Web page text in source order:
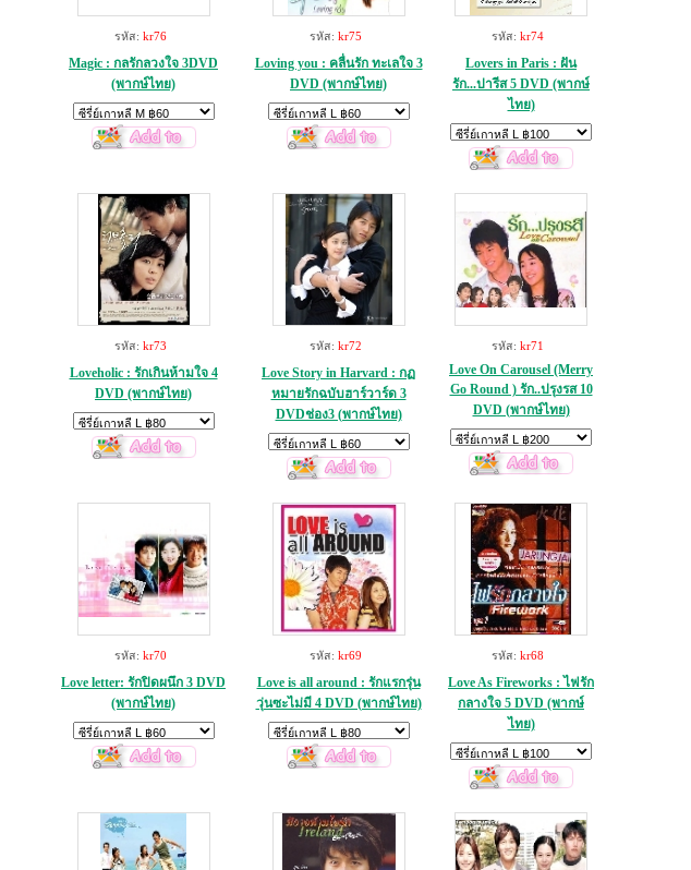
รหัส: kr76
Magic : กลรักลวงใจ 3DVD
(พากษ์ไทย)
รหัส: kr75
Loving you : คลื่นรัก ทะเลใจ 3
DVD (พากษ์ไทย)
รหัส: kr74
Lovers in Paris : ฝัน
รัก...ปารีส 5 DVD (พากษ์
ไทย)
รหัส: kr73
Loveholic : รักเกินห้ามใจ 4
DVD (พากษ์ไทย)
รหัส: kr72
Love Story in Harvard : กฏ
หมายรักฉบับฮาร์วาร์ด 3
DVDช่อง3 (พากษ์ไทย)
รหัส: kr71
Love On Carousel (Merry
Go Round ) รัก..ปรุงรส 10
DVD (พากษ์ไทย)
รหัส: kr70
Love letter: รักปิดผนึก 3 DVD
(พากษ์ไทย)
รหัส: kr69
Love is all around : รักแรกรุ่น
วุ่นซะไม่มี 4 DVD (พากษ์ไทย)
รหัส: kr68
Love As Fireworks : ไฟรัก
กลางใจ 5 DVD (พากษ์
ไทย)